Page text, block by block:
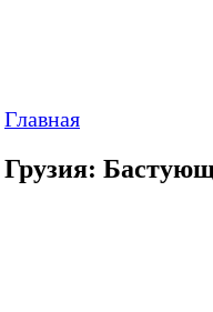
Главная
Грузия: